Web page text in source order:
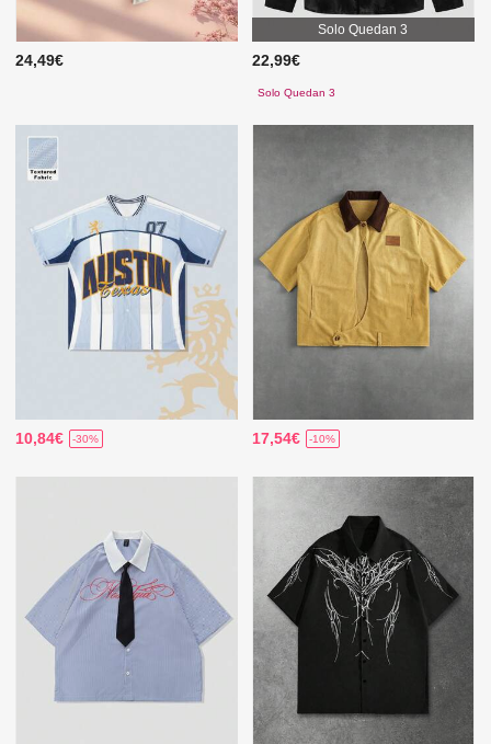
24,49€
Solo Quedan 3
22,99€
Solo Quedan 3
10,84€ -30% 17,54€ -10%